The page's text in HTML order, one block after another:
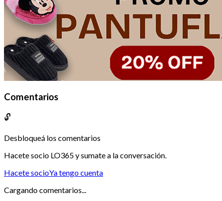
Comentarios
🔓
Desbloqueá los comentarios
Hacete socio LO365 y sumate a la conversación.
Hacete socioYa tengo cuenta
Cargando comentarios...